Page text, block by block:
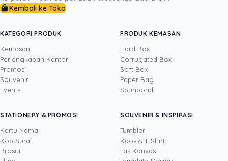
stiker kustom Uprint.id
tersembunyi.
DITULIS OLEH
pengalaman lebih dari satu dekade di bidang
sales, operasional, pemasaran, pengembangan
bisnis, dan layanan keuangan. Sebagai Head of
Sales Uprint.id, ia setiap hari mendampingi
Lihat semua penulis
Kembali ke Toko
KATEGORI PRODUK
Kemasan
Perlengkapan Kantor
Promosi
Souvenir
Events
PRODUK KEMASAN
Hard Box
Corrugated Box
Soft Box
Paper Bag
Spunbond
STATIONERY & PROMOSI
Kartu Nama
Kop Surat
Brosur
SOUVENIR & INSPIRASI
Tumbler
Kaos & T-Shirt
Tas Kanvas